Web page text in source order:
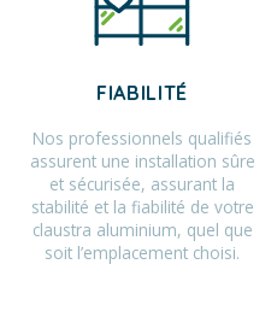
FIABILITÉ
Nos professionnels qualifiés
assurent une installation sûre
et sécurisée, assurant la
stabilité et la fiabilité de votre
claustra aluminium, quel que
soit l’emplacement choisi.